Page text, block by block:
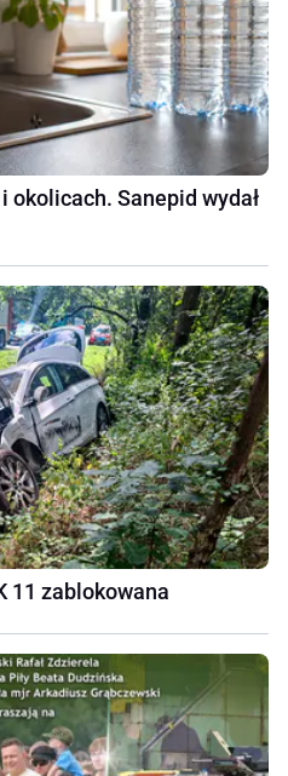
okolicach. Sanepid wydał
11 zablokowana